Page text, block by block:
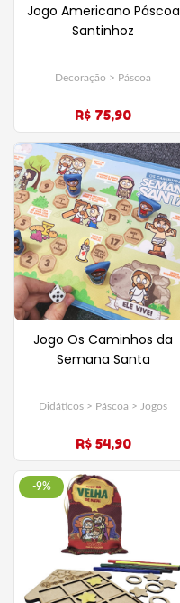
Jogo Americano Páscoa
Santinhoz
Decoração > Páscoa
R$ 75,90
Jogo Os Caminhos da
Semana Santa
Didáticos > Páscoa > Jogos
R$ 54,90
-9%